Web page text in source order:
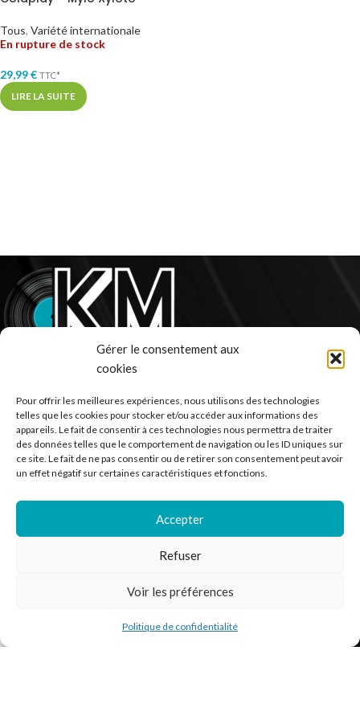
Gérer le consentement aux
cookies
Pour offrir les meilleures expériences, nous utilisons des technologies
telles que les cookies pour stocker et/ou accéder aux informations des
appareils. Le fait de consentir à ces technologies nous permettra de traiter
des données telles que le comportement de navigation ou les ID uniques sur
ce site. Le fait de ne pas consentir ou de retirer son consentement peut avoir
un effet négatif sur certaines caractéristiques et fonctions.
Accepter
Refuser
Voir les préférences
Politique de confidentialité
Tous, Variété internationale
En rupture de stock
29,99€ TTC*
LIRE LA SUITE
France
Mail : contact@kilm-music.com
*TVA non applicable – article 293 B du CGI
RECHERCHER DES PRODUITS
BESOIN D’AIDE ?
Mon compte